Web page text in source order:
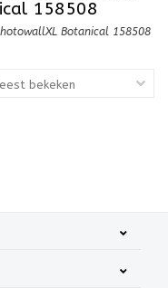
158508
Botanical 158508